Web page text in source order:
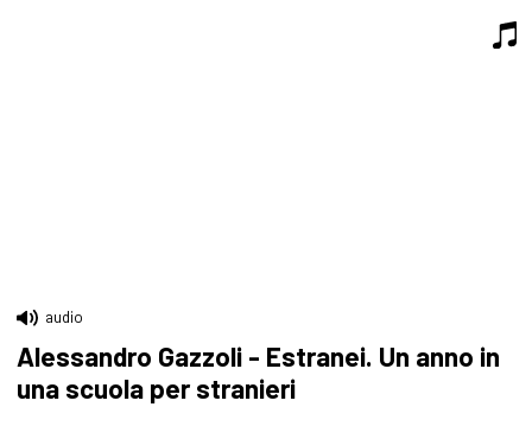
audio
Alessandro Gazzoli - Estranei. Un anno in
una scuola per stranieri